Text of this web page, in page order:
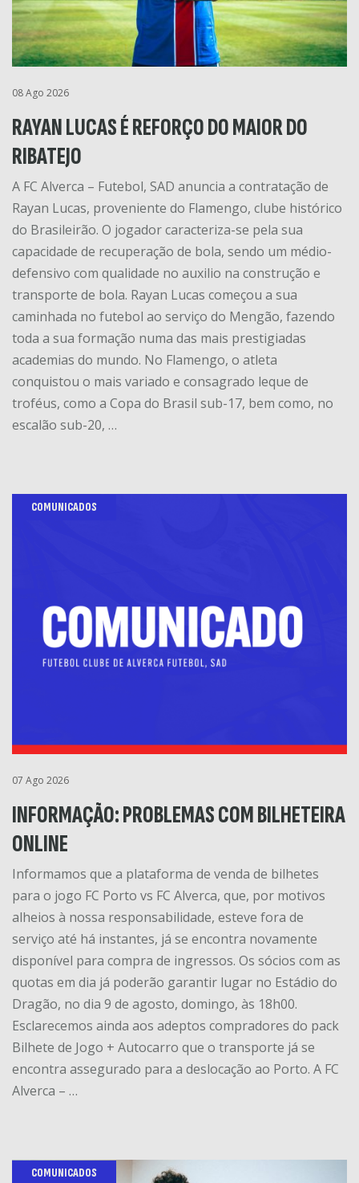
08 Ago 2026
RAYAN LUCAS É REFORÇO DO MAIOR DO
RIBATEJO
A FC Alverca – Futebol, SAD anuncia a contratação de
Rayan Lucas, proveniente do Flamengo, clube histórico
do Brasileirão. O jogador caracteriza-se pela sua
capacidade de recuperação de bola, sendo um médio-
defensivo com qualidade no auxilio na construção e
transporte de bola. Rayan Lucas começou a sua
caminhada no futebol ao serviço do Mengão, fazendo
toda a sua formação numa das mais prestigiadas
academias do mundo. No Flamengo, o atleta
conquistou o mais variado e consagrado leque de
troféus, como a Copa do Brasil sub-17, bem como, no
escalão sub-20, …
COMUNICADOS
07 Ago 2026
INFORMAÇÃO: PROBLEMAS COM BILHETEIRA
ONLINE
Informamos que a plataforma de venda de bilhetes
para o jogo FC Porto vs FC Alverca, que, por motivos
alheios à nossa responsabilidade, esteve fora de
serviço até há instantes, já se encontra novamente
disponível para compra de ingressos. Os sócios com as
quotas em dia já poderão garantir lugar no Estádio do
Dragão, no dia 9 de agosto, domingo, às 18h00.
Esclarecemos ainda aos adeptos compradores do pack
Bilhete de Jogo + Autocarro que o transporte já se
encontra assegurado para a deslocação ao Porto. A FC
Alverca – …
COMUNICADOS